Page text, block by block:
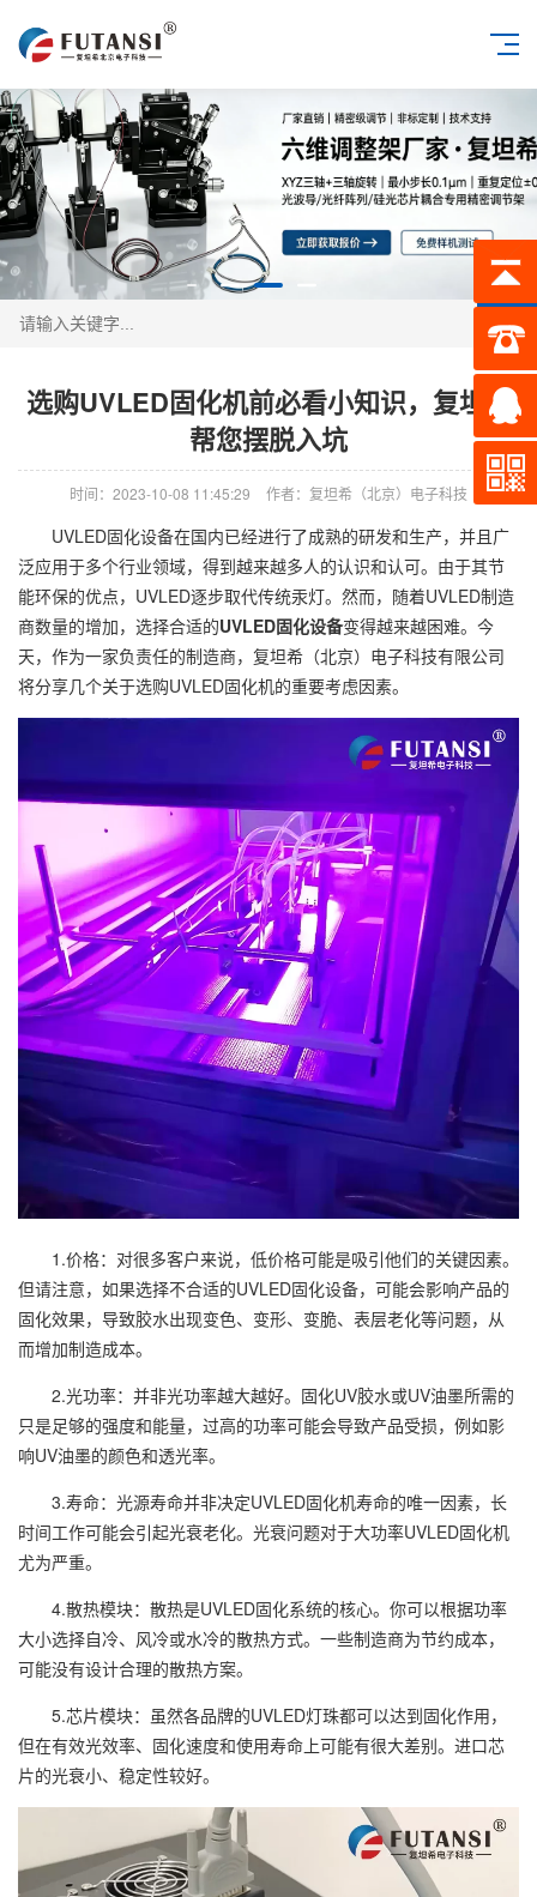
搜索
选购UVLED固化机前必看小知识，复坦希
帮您摆脱入坑
时间：2023-10-08 11:45:29 作者：复坦希（北京）电子科技
UVLED固化设备在国内已经进行了成熟的研发和生产，并且广
泛应用于多个行业领域，得到越来越多人的认识和认可。由于其节
能环保的优点，UVLED逐步取代传统汞灯。然而，随着UVLED制造
商数量的增加，选择合适的UVLED固化设备变得越来越困难。今
天，作为一家负责任的制造商，复坦希（北京）电子科技有限公司
将分享几个关于选购UVLED固化机的重要考虑因素。
1.价格：对很多客户来说，低价格可能是吸引他们的关键因素。
但请注意，如果选择不合适的UVLED固化设备，可能会影响产品的
固化效果，导致胶水出现变色、变形、变脆、表层老化等问题，从
而增加制造成本。
2.光功率：并非光功率越大越好。固化UV胶水或UV油墨所需的
只是足够的强度和能量，过高的功率可能会导致产品受损，例如影
响UV油墨的颜色和透光率。
3.寿命：光源寿命并非决定UVLED固化机寿命的唯一因素，长
时间工作可能会引起光衰老化。光衰问题对于大功率UVLED固化机
尤为严重。
4.散热模块：散热是UVLED固化系统的核心。你可以根据功率
大小选择自冷、风冷或水冷的散热方式。一些制造商为节约成本，
可能没有设计合理的散热方案。
5.芯片模块：虽然各品牌的UVLED灯珠都可以达到固化作用，
但在有效光效率、固化速度和使用寿命上可能有很大差别。进口芯
片的光衰小、稳定性较好。